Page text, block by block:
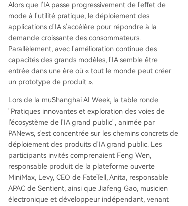
lus dans la création d'un prototype, mais dans l'i
dentification de scénarios d'utilisation solides et
durables, la compréhension profonde des besoi
ns utilisateurs et la création de valeur émotionne
lle. Des applications comme FateTell (divination c
hinoise à l'étranger) ou des projets comme le Mu
sicAIGameBoy de Gao Jiafeng illustrent ce virag
e : le succès dépend de la traduction culturelle,
de l'engagement dans le processus de création
et de la fourniture d'accompagnement psycholo
gique, au-delà de la simple fonctionnalité. L'édu
cation des utilisateurs évolue avec l'avènement
des Agents IA, qui peuvent automatiser des tâc
hes techniques. La croissance future passera par
une personnalisation accrue, des produits matéri
els interactifs (robots, compagnons IA)
Alors que l'IA passe progressivement de l'effet de
mode à l'utilité pratique, le déploiement des
applications d'IA s'accélère pour répondre à la
demande croissante des consommateurs.
Parallèlement, avec l'amélioration continue des
capacités des grands modèles, l'IA semble être
entrée dans une ère où « tout le monde peut créer
un prototype de produit ».
Lors de la muShanghai AI Week, la table ronde
"Pratiques innovantes et exploration des voies de
l'écosystème de l'IA grand public", animée par
PANews, s'est concentrée sur les chemins concrets de
déploiement des produits d'IA grand public. Les
participants invités comprenaient Feng Wen,
responsable produit de la plateforme ouverte
MiniMax, Levy, CEO de FateTell, Anita, responsable
APAC de Sentient, ainsi que Jiafeng Gao, musicien
électronique et développeur indépendant, venant